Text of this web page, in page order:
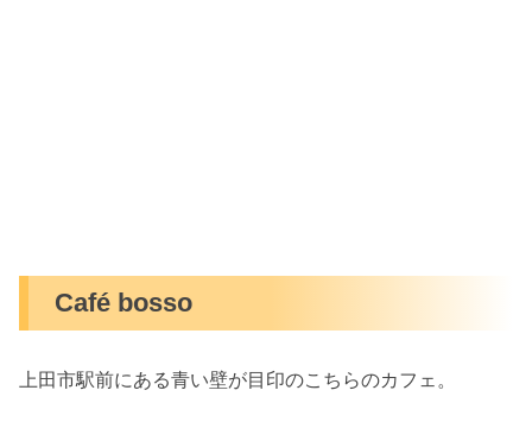
Café bosso
上田市駅前にある青い壁が目印のこちらのカフェ。